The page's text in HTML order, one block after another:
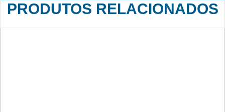
PRODUTOS RELACIONADOS